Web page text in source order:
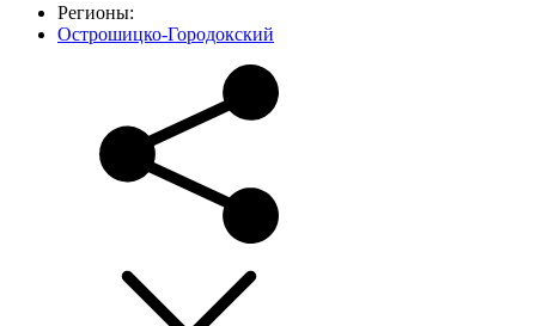
Регионы:
Острошицко-Городокский